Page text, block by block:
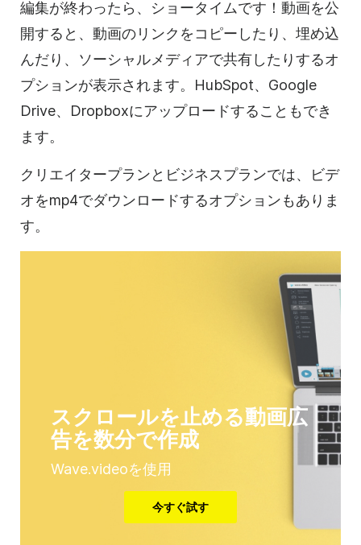
編集が終わったら、ショータイムです！ 動画を公
開すると、動画のリンクをコピーしたり、埋め込
んだり、 ソーシャルメディアで共有したりするオ
プションが表示されます。HubSpot、Google
Drive、Dropboxにアップロードすることもでき
ます。
クリエイタープランとビジネスプランでは、
ビデ
オをmp4でダウンロードするオプションもありま
す。
スクロールを止める動画広
告を数分で作成
Wave.videoを使用
今すぐ試す